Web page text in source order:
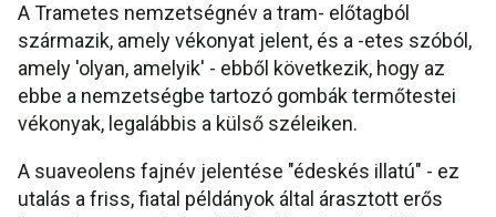
A Trametes nemzetségnév a tram- előtagból
származik, amely vékonyat jelent, és a -etes szóból,
amely 'olyan, amelyik' - ebből következik, hogy az
ebbe a nemzetségbe tartozó gombák termőtestei
vékonyak, legalábbis a külső széleiken.
A suaveolens fajnév jelentése "édeskés illatú" - ez
utalás a friss, fiatal példányok által árasztott erős